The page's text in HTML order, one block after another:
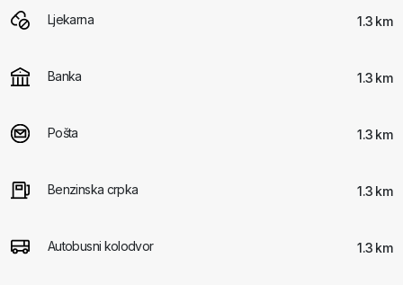
Ljekarna 1.3 km
Banka 1.3 km
Pošta 1.3 km
Benzinska crpka 1.3 km
Autobusni kolodvor 1.3 km